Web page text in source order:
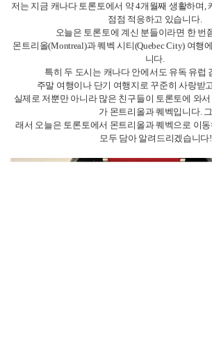
저는 지금 캐나다 토론토에서 약 4개월째 생활하며,
점점 적응하고 있습니다.
오늘은 토론토에 계신 분들이라면 한 번
몬트리올(Montreal)과 퀘벡 시티(Quebec City) 여행
니다.
특히 두 도시는 캐나다 안에서도 유독 유럽
주말 여행이나 단기 여행지로 꾸준히 사랑받
실제로 저뿐만 아니라 많은 친구들이 토론토에 와
가 몬트리올과 퀘벡입니다. 그
래서 오늘은 토론토에서 몬트리올과 퀘벡으로 이
모두 담아 알려드리겠습니다!